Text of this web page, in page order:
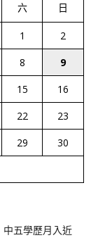
六 日
1
2
8
9
15
16
22
23
29
30
中五學歷月入近